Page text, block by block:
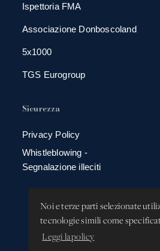
Noi e terze parti selezionate
tecnologie simili come
Leggi la policy
Ispettoria FMA
Associazione Donboscoland
5x1000
TGS Eurogroup
Sicurezza
Privacy Policy
Whistleblowing -
Segnalazione illeciti